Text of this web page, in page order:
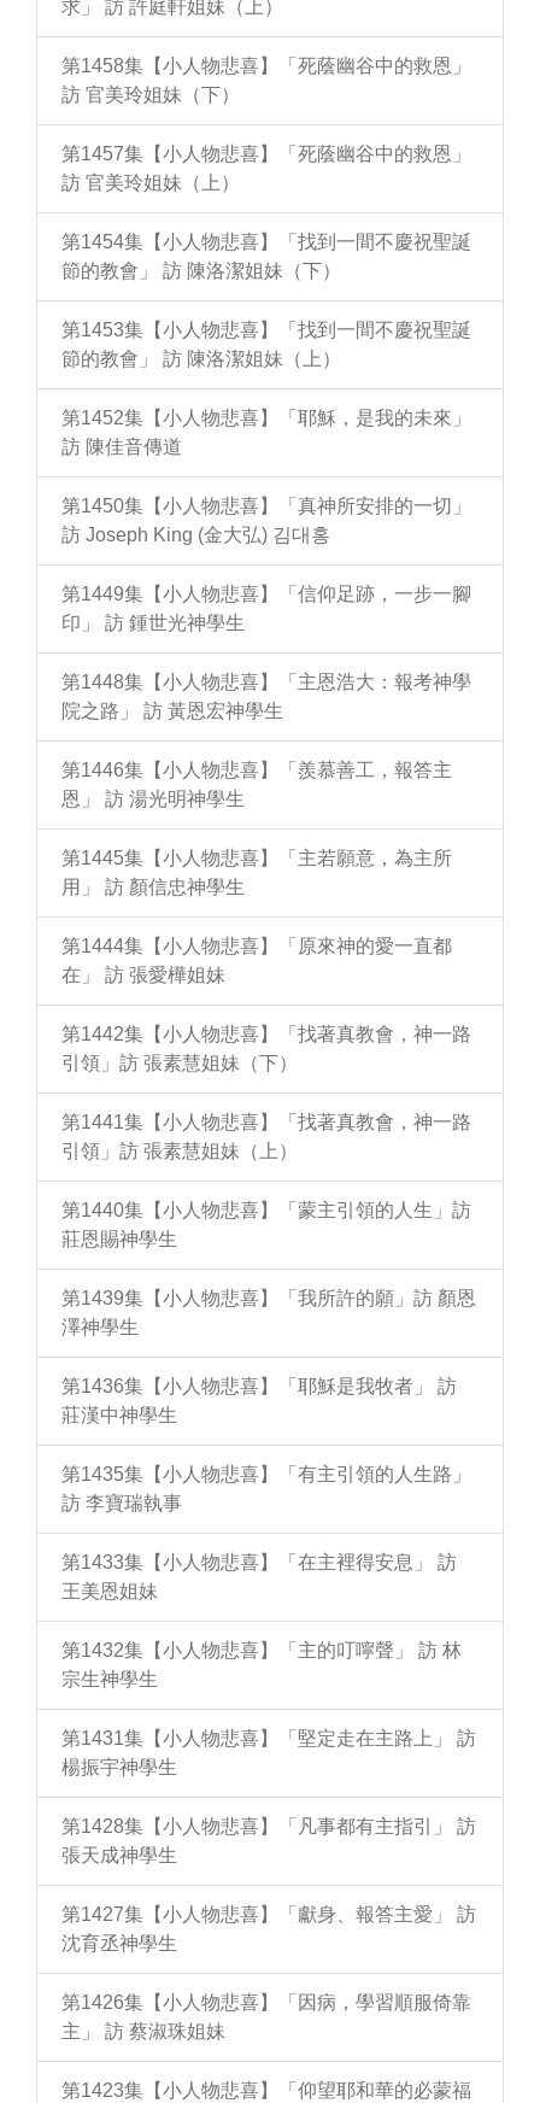
求」 訪 許庭軒姐妹（上）
第1458集【小人物悲喜】「死蔭幽谷中的救恩」
訪 官美玲姐妹（下）
第1457集【小人物悲喜】「死蔭幽谷中的救恩」
訪 官美玲姐妹（上）
第1454集【小人物悲喜】「找到一間不慶祝聖誕
節的教會」 訪 陳洛潔姐妹（下）
第1453集【小人物悲喜】「找到一間不慶祝聖誕
節的教會」 訪 陳洛潔姐妹（上）
第1452集【小人物悲喜】「耶穌，是我的未來」
訪 陳佳音傳道
第1450集【小人物悲喜】「真神所安排的一切」
訪 Joseph King (金大弘) 김대홍
第1449集【小人物悲喜】「信仰足跡，一步一腳
印」 訪 鍾世光神學生
第1448集【小人物悲喜】「主恩浩大：報考神學
院之路」 訪 黃恩宏神學生
第1446集【小人物悲喜】「羨慕善工，報答主
恩」 訪 湯光明神學生
第1445集【小人物悲喜】「主若願意，為主所
用」 訪 顏信忠神學生
第1444集【小人物悲喜】「原來神的愛一直都
在」 訪 張愛樺姐妹
第1442集【小人物悲喜】「找著真教會，神一路
引領」訪 張素慧姐妹（下）
第1441集【小人物悲喜】「找著真教會，神一路
引領」訪 張素慧姐妹（上）
第1440集【小人物悲喜】「蒙主引領的人生」訪
莊恩賜神學生
第1439集【小人物悲喜】「我所許的願」訪 顏恩
澤神學生
第1436集【小人物悲喜】「耶穌是我牧者」 訪
莊漢中神學生
第1435集【小人物悲喜】「有主引領的人生路」
訪 李寶瑞執事
第1433集【小人物悲喜】「在主裡得安息」 訪
王美恩姐妹
第1432集【小人物悲喜】「主的叮嚀聲」 訪 林
宗生神學生
第1431集【小人物悲喜】「堅定走在主路上」 訪
楊振宇神學生
第1428集【小人物悲喜】「凡事都有主指引」 訪
張天成神學生
第1427集【小人物悲喜】「獻身、報答主愛」 訪
沈育丞神學生
第1426集【小人物悲喜】「因病，學習順服倚靠
主」 訪 蔡淑珠姐妹
第1423集【小人物悲喜】「仰望耶和華的必蒙福